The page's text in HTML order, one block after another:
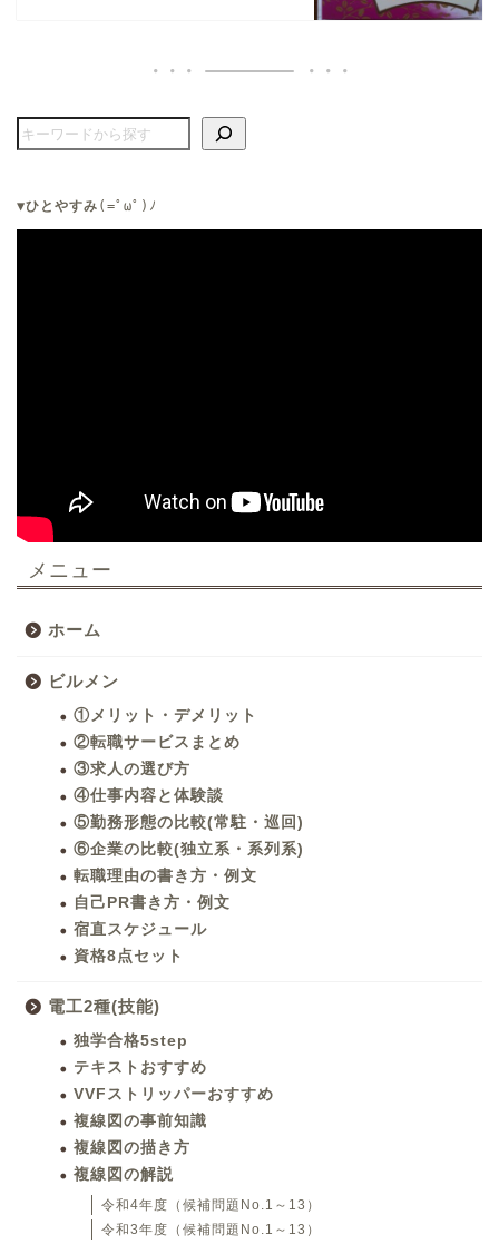
▼ひとやすみ (=ﾟωﾟ)ﾉ
メニュー
ホーム
ビルメン
①メリット・デメリット
②転職サービスまとめ
③求人の選び方
④仕事内容と体験談
⑤勤務形態の比較(常駐・巡回)
⑥企業の比較(独立系・系列系)
転職理由の書き方・例文
自己PR書き方・例文
宿直スケジュール
資格8点セット
電工2種(技能)
独学合格5step
テキストおすすめ
VVFストリッパーおすすめ
複線図の事前知識
複線図の描き方
複線図の解説
令和4年度（候補問題No.1～13）
令和3年度（候補問題No.1～13）